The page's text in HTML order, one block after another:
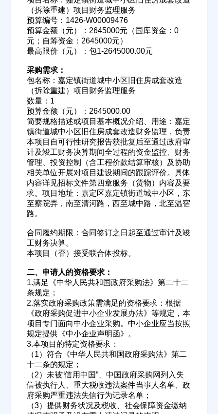
（拆除重建）项目财务监理服务
预算编号：1426-W00009476
预算金额（元）：2645000元（国库资金：0
元；自筹资金：2645000元）
最高限价（元）：包1-2645000.00元
采购需求：
包名称：嘉定镇街道城中小区旧住房成套改造
（拆除重建）项目财务监理服务
数量：1
预算金额（元）：2645000.00
简要规格描述或项目基本概况介绍、用途：嘉定
镇街道城中小区旧住房成套改造财务监理，负责
本项目自可行性研究报告获批复后至通过政府审
计及竣工财务决算期间全过程的资金监控、财务
管理、投资控制（含工程价款结算审核）及协助
相关单位开展对项目建设期间的跟踪评价。具体
内容详见招标文件第四章服务（货物）内容及要
求。项目地址：嘉定区嘉定镇街道城中小区，东
至察院弄，南至清河路，西至城中路，北至温宿
路。
合同履约期限：合同签订之日起至通过审计及竣
工财务决算。
本项目（否）接受联合体投标。
二、申请人的资格要求：
1.满足《中华人民共和国政府采购法》第二十二
条规定；
2.落实政府采购政策需满足的资格要求：根据
《政府采购促进中小企业发展办法》等规定，本
项目专门面向中小企业采购。中小企业应当按照
规定提供《中小企业声明函》。
3.本项目的特定资格要求：
（1）符合《中华人民共和国政府采购法》第二
十二条的规定；
（2）未被“信用中国”、中国政府采购网列入失
信被执行人、重大税收违法案件当事人名单、政
府采购严重违法失信行为记录名单；
（3）提供财务状况及税收、社会保障资金缴纳
欢迎入驻供应商 ဆ